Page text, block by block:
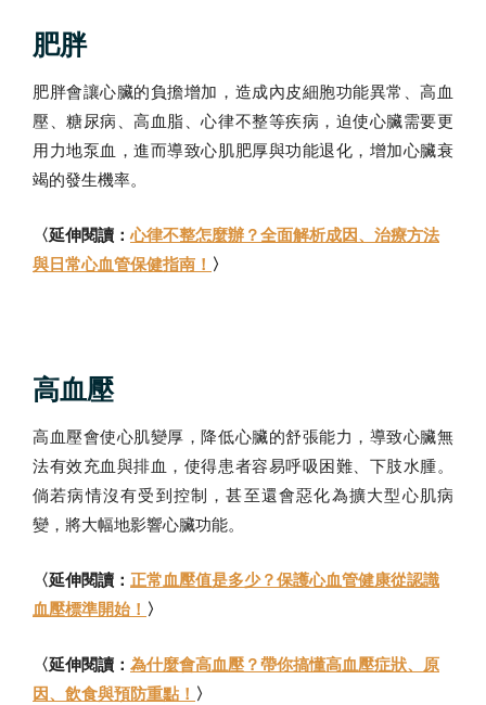
肥胖
肥胖會讓心臟的負擔增加，造成內皮細胞功能異常、高血
壓、糖尿病、高血脂、心律不整等疾病，迫使心臟需要更
用力地泵血，進而導致心肌肥厚與功能退化，增加心臟衰
竭的發生機率。
〈延伸閱讀：心律不整怎麼辦？全面解析成因、治療方法
與日常心血管保健指南！ 〉
高血壓
高血壓會使心肌變厚，降低心臟的舒張能力，導致心臟無
法有效充血與排血，使得患者容易呼吸困難、下肢水腫。
倘若病情沒有受到控制，甚至還會惡化為擴大型心肌病
變，將大幅地影響心臟功能。
〈延伸閱讀： 正常血壓值是多少？保護心血管健康從認識
血壓標準開始！ 〉
〈延伸閱讀： 為什麼會高血壓？帶你搞懂高血壓症狀、原
因、飲食與預防重點！ 〉